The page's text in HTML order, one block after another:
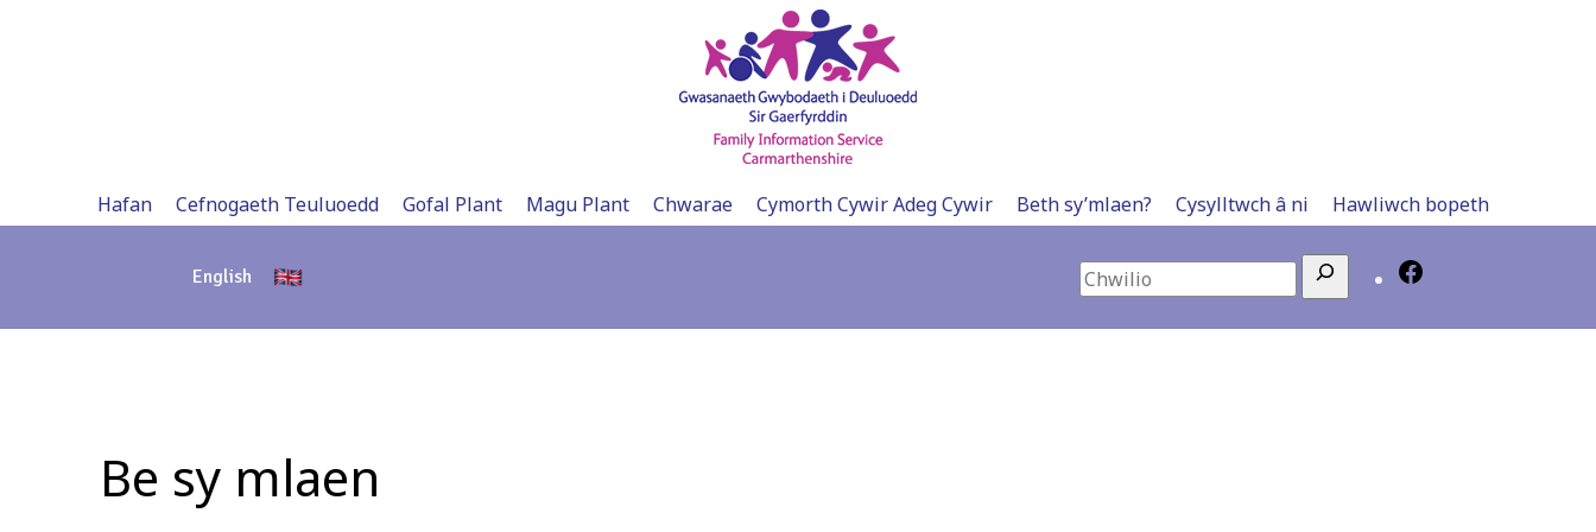
Hafan Cefnogaeth Teuluoedd Gofal Plant Magu Plant Chwarae Cymorth Cywir Adeg Cywir Beth sy’mlaen? Cysylltwch â ni Hawliwch bopeth
English Search
Be sy mlaen